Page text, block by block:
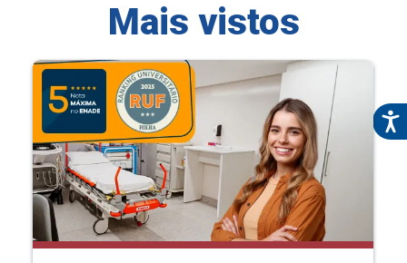
Mais vistos